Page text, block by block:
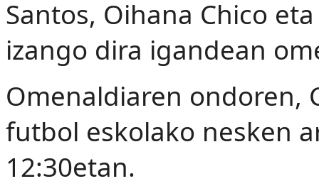
Santos, Oihana Chico
izango dira igandean
Omenaldiaren ondoren,
futbol eskolako nesken
12:30etan.